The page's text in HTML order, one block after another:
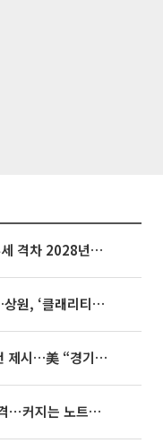
종부세 개편에도…1·3주택 종부세 격차 2028년부터 확대
미국, 가상자산 포괄 규제 속도…상원, ‘클래리티법’ 9월 절차투표 추진
이란, 미국에 호르무즈 합의 조건 제시…美 “경기 아직 안 끝나” [종합]
맥북 품은 삼성에 ‘중국산’ 맹추격⋯커지는 노트북 OLED 시장